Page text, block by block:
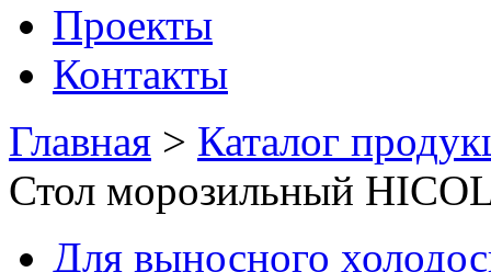
Проекты
Контакты
Главная > Каталог
Стол морозильный
Для выносного